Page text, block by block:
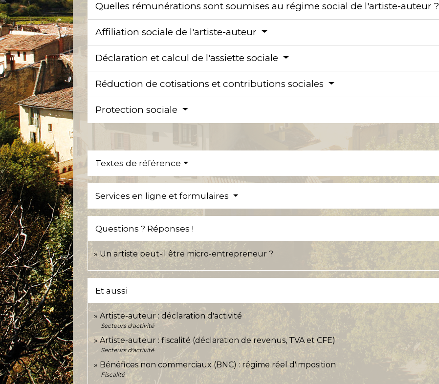
Quelles rémunérations sont soumises au régime social de l'artiste-auteur ?
Affiliation sociale de l'artiste-auteur
Déclaration et calcul de l'assiette sociale
Réduction de cotisations et contributions sociales
Protection sociale
Textes de référence
Services en ligne et formulaires
Questions ? Réponses !
Un artiste peut-il être micro-entrepreneur ?
Et aussi
Artiste-auteur : déclaration d'activité
Secteurs d'activité
Artiste-auteur : fiscalité (déclaration de revenus, TVA et CFE)
Secteurs d'activité
Bénéfices non commerciaux (BNC) : régime réel d'imposition
Fiscalité